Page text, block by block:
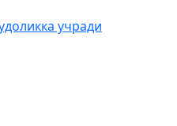
учради